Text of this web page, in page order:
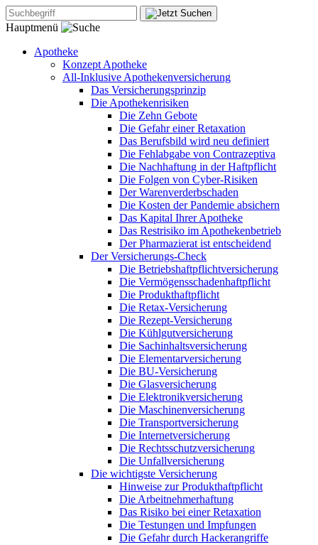
Hauptmenü
Apotheke
Konzept Apotheke
All-Inklusive Apothekenversicherung
Das Versicherungsprinzip
Die Apothekenrisiken
Die Zehn Gebote
Die Gefahr einer Retaxation
Das Berufsbild wird neu definiert
Die Fehlabgabe von Contrazeptiva
Die Nachhaftung in der Haftpflicht
Die Folgen von Cyber-Risiken
Der Warenverderbschaden
Die Kosten der Pandemie absichern
Das Kapital Ihrer Apotheke
Das Restrisiko im Apothekenbetrieb
Der Pharmazierat ist entscheidend
Der Versicherungs-Check
Die Betriebshaftpflichtversicherung
Die Vermögensschadenhaftpflicht
Die Produkthaftpflicht
Die Retax-Versicherung
Die Rezept-Versicherung
Die Kühlgutversicherung
Die Sachinhaltsversicherung
Die Elementarversicherung
Die BU-Versicherung
Die Glasversicherung
Die Elektronikversicherung
Die Maschinenversicherung
Die Transportversicherung
Die Internetversicherung
Die Rechtsschutzversicherung
Die Unfallversicherung
Die wichtigste Versicherung
Hinweise zur Produkthaftpflicht
Die Arbeitnehmerhaftung
Das Risiko bei einer Retaxation
Die Testungen und Impfungen
Die Gefahr durch Hackerangriffe